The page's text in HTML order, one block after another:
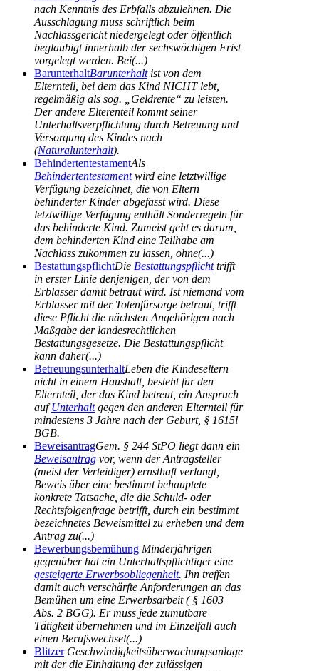
nach Kenntnis des Erbfalls abzulehnen. Die
Ausschlagung muss schriftlich beim
Nachlassgericht niedergelegt oder öffentlich
beglaubigt innerhalb der sechswöchigen Frist
vorgelegt werden. Bei(...)
BarunterhaltBarunterhaltist von dem
Elternteil, bei dem das Kind NICHT lebt,
regelmäßig als sog. „Geldrente“ zu leisten.
Der andere Elterenteil kommt seiner
Unterhaltsverpflichtung durch Betreuung und
Versorgung des Kindes nach
(Naturalunterhalt).
BehindertentestamentAls
Behindertentestamentwird eine letztwillige
Verfügung bezeichnet, die von Eltern
behinderter Kinder abgefasst wird. Diese
letztwillige Verfügung enthält Sonderregeln für
das behinderte Kind. Zumeist geht es darum,
dem behinderten Kind eine Teilhabe am
Nachlass zukommen zu lassen, ohne(...)
BestattungspflichtDie Bestattungspflichttrifft
in erster Linie denjenigen, der von dem
Erblasser damit betraut wird. Ist niemand vom
Erblasser mit der Totenfürsorge betraut, trifft
diese Pflicht die nächsten Angehörigen nach
Maßgabe der landesrechtlichen
Bestattungsgesetze. Die Bestattungspflicht
kann daher(...)
BetreuungsunterhaltLeben die Kindeseltern
nicht in einem Haushalt, besteht für den
Elternteil, der das Kind betreut, ein Anspruch
aufUnterhaltgegen den anderen Elternteil für
mindestens 3 Jahre nach der Geburt, § 1615l
BGB.
BeweisantragGem. § 244 StPO liegt dann ein
Beweisantrag vor, wenn der Antragsteller
(meist der Verteidiger) ernsthaft verlangt,
Beweis über eine bestimmt behauptete
konkrete Tatsache, die die Schuld- oder
Rechtsfolgenfrage betrifft, durch ein bestimmt
bezeichnetes Beweismittel zu erheben und dem
Antrag zu(...)
Bewerbungsbemühung Minderjährigen
gegenüber hat ein Unterhaltspflichtiger eine
gesteigerte Erwerbsobliegenheit. Ihn treffen
damit auch verschärfte Anforderungen an das
Bemühen um eine Erwerbsarbeit ( § 1603
Abs. 2 BGG). Er muss jede zumutbare
Tätigkeit übernehmen und im Einzelfall auch
einen Berufswechsel(...)
BlitzerGeschwindigkeitsüberwachungsanlage
mit der die Einhaltung der zulässigen